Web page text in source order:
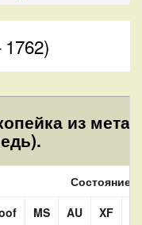
из
Состояние
MS AU XF